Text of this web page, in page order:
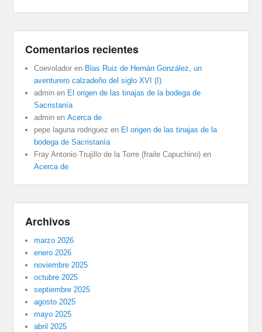
Comentarios recientes
Coevolador en Blas Ruiz de Hernán González, un
aventurero calzadeño del siglo XVI (I)
admin en El origen de las tinajas de la bodega de
Sacristanía
admin enAcerca de
pepe laguna rodriguez en El origen de las tinajas de la
bodega de Sacristanía
Fray Antonio Trujillo de la Torre (fraile Capuchino) en
Acerca de
Archivos
marzo 2026
enero 2026
noviembre 2025
octubre 2025
septiembre 2025
agosto 2025
mayo 2025
abril 2025